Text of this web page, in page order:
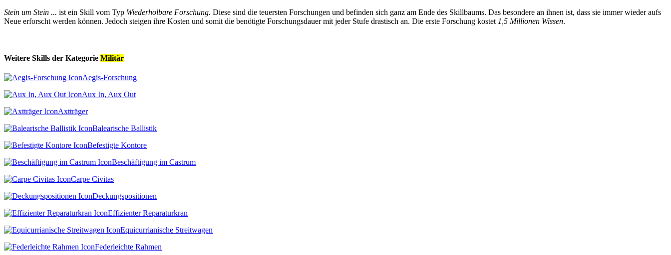
Stein um Stein ... ist ein Skill vom Typ Wiederholbare Forschung. Diese sind die teuersten Forschungen und befinden sich ganz am Ende des Skillbaums. Das besondere an ihnen ist, dass sie immer wieder aufs
Neue erforscht werden können. Jedoch steigen ihre Kosten und somit die benötigte Forschungsdauer mit jeder Stufe drastisch an. Die erste Forschung kostet 1,5 Millionen Wissen.
Weitere Skills der Kategorie Militär
Aegis-Forschung
Aux In, Aux Out
Axtträger
Balearische Ballistik
Befestigte Kontore
Beschäftigung im Castrum
Carpe Civitas
Deckungspositionen
Effizienter Reparaturkran
Equicurrianische Streitwagen
Federleichte Rahmen